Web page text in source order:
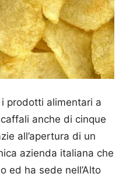
prodotti alimentari a
anche di cinque
all’apertura di un
azienda italiana che
ed ha sede nell’Alto